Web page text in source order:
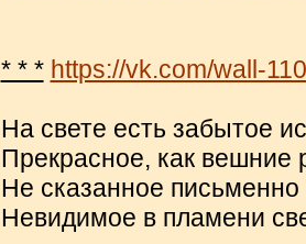
* * * https://vk.com/wall-
На свете есть забытое
Прекрасное, как вешние
Не сказанное письменно
Невидимое в пламени